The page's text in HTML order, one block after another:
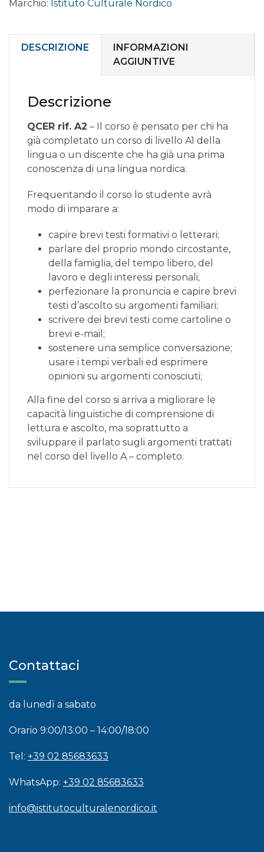
online
ELEMENTARE
A2.2
Marchio: Istituto Culturale Nordico
DESCRIZIONE
INFORMAZIONI
AGGIUNTIVE
Descrizione
QCER rif. A2 – Il corso è pensato per chi ha
già completato un corso di livello A1 della
lingua o un discente che ha già una prima
conoscenza di una lingua nordica.
Frequentando il corso lo studente avrà
modo di imparare a:
capire brevi testi formativi o letterari;
parlare del proprio mondo circostante,
della famiglia, del tempo libero, del
lavoro e degli interessi personali;
perfezionare la pronuncia e capire brevi
testi d’ascolto su argomenti familiari;
scrivere dei brevi testi come cartoline o
brevi e-mail;
sostenere una semplice conversazione;
usare i tempi verbali ed esprimere
opinioni su argomenti conosciuti;
Alla fine del corso si arriva a migliorare le
capacità linguistiche di comprensione di
lettura e ascolto, ma soprattutto a
sviluppare il parlato sugli argomenti trattati
nel corso del livello A – completo.
Contattaci
da lunedì a sabato
Orario 9:00/13:00 – 14:00/18:00
Tel: +39 02 85683633
WhatsApp: +39 02 85683633
info@istitutoculturalenordico.it